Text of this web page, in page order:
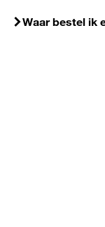
Waar bestel ik